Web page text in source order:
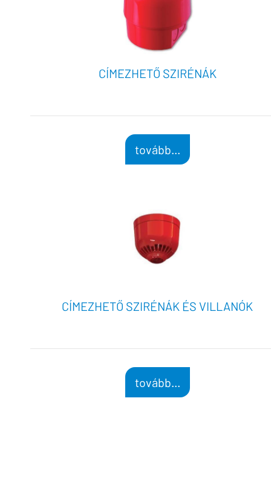
CÍMEZHETŐ SZIRÉNÁK
tovább...
CÍMEZHETŐ SZIRÉNÁK ÉS VILLANÓK
tovább...